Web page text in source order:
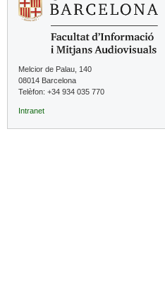
Melcior de Palau, 140
08014 Barcelona
Telèfon: +34 934 035 770
Intranet